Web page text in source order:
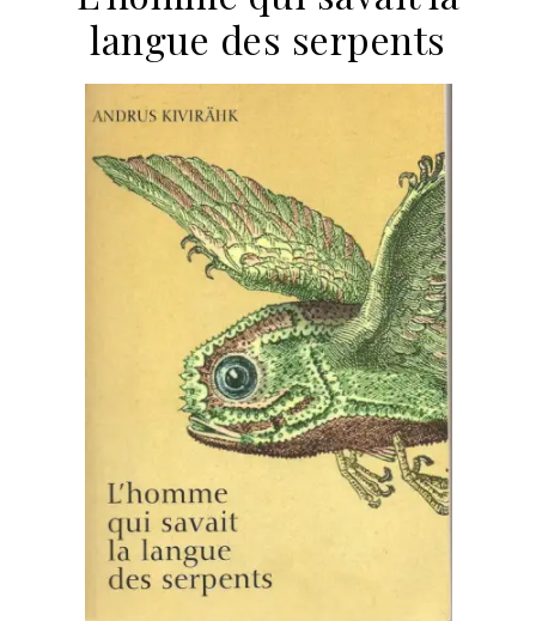
langue des serpents